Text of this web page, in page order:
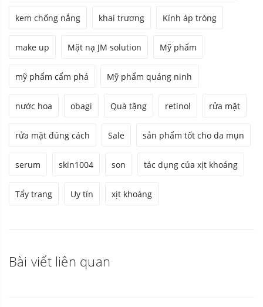
kem chống nắng khai trương Kính áp tròng
make up Mặt nạ JM solution Mỹ phẩm
mỹ phẩm cẩm phả Mỹ phẩm quảng ninh
nước hoa obagi Quà tặng retinol rửa mặt
rửa mặt đúng cách Sale sản phẩm tốt cho da mụn
serum skin1004 son tác dụng của xịt khoáng
Tẩy trang Uy tín xịt khoáng
Bài viết liên quan